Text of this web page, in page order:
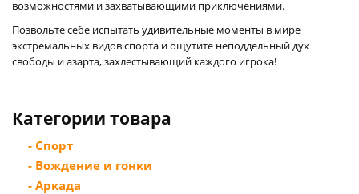
возможностями и захватывающими приключениями.
Позвольте себе испытать удивительные моменты в мире
экстремальных видов спорта и ощутите неподдельный дух
свободы и азарта, захлестывающий каждого игрока!
Категории товара
- Спорт
- Вождение и гонки
- Аркада